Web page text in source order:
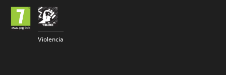
Violencia